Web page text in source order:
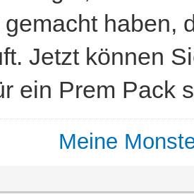
haben,
Jetzt können
ein Prem Pack
Meine